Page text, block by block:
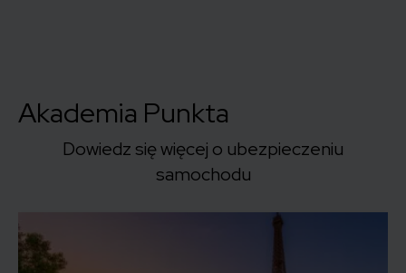
Akademia Punkta
Dowiedz się więcej o ubezpieczeniu
samochodu